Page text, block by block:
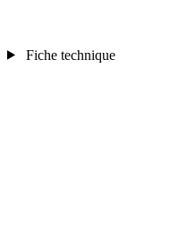
Fiche technique